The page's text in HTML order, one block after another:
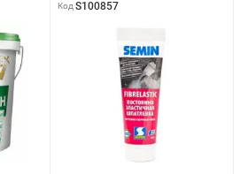
Код S100857